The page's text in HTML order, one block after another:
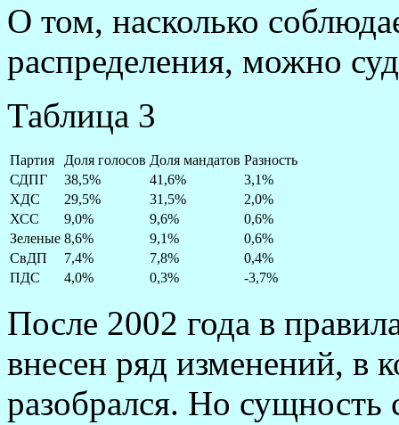
О том, насколько
распределения, можно
Таблица 3
Партия Доля голосов Доля мандатов Разность
СДПГ
38,5% 41,6%
3,1%
ХДС
29,5% 31,5%
2,0%
ХСС
9,0% 9,6%
0,6%
Зеленые 8,6% 9,1%
0,6%
СвДП
7,4% 7,8%
0,4%
ПДС
4,0% 0,3% -3,7%
После 2002 года в
внесен ряд изменений, в
разобрался. Но сущность